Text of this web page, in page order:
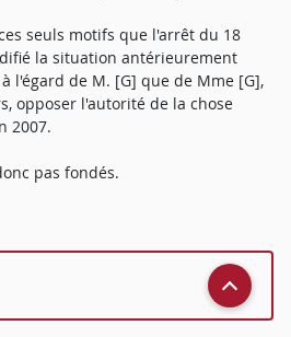
seuls motifs que l'arrêt du 18
la situation antérieurement
l'égard de M. [G] que de Mme [G],
opposer l'autorité de la chose
2007.
pas fondés.